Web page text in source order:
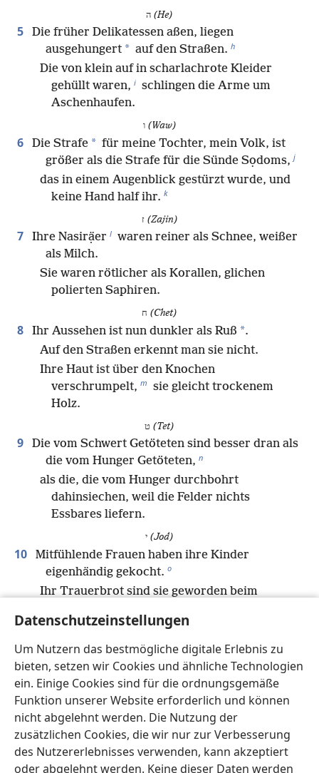
Datenschutzeinstellungen
Um Nutzern das bestmögliche digitale Erlebnis zu
bieten, setzen wir Cookies und ähnliche Technologien
ein. Einige Cookies sind für die ordnungsgemäße
Funktion unserer Website erforderlich und können
nicht abgelehnt werden. Die Nutzung der
zusätzlichen Cookies, die wir nur zur Verbesserung
des Nutzererlebnisses verwenden, kann akzeptiert
oder abgelehnt werden. Keine dieser Daten werden
(He)
5
Die früher Delikatessen aßen, liegen
ausgehungert * auf den Straßen. h
Die von klein auf in scharlachrote Kleider
gehüllt waren, i schlingen die Arme um
Aschenhaufen.
ו (Waw)
6 Die Strafe * für meine Tochter, mein Volk, ist
größer als die Strafe für die Sünde Sọdoms, j
das in einem Augenblick gestürzt wurde, und
keine Hand half ihr. k
ז (Zajin)
7 Ihre Nasirạ̈er l waren reiner als Schnee, weißer
als Milch.
Sie waren rötlicher als Korallen, glichen
polierten Saphiren.
(Chet)
8 Ihr Aussehen ist nun dunkler als Ruß *.
Auf den Straßen erkennt man sie nicht.
Ihre Haut ist über den Knochen
verschrumpelt, m sie gleicht trockenem
Holz.
(Tet)
9
Die vom Schwert Getöteten sind besser dran als
die vom Hunger Getöteten, n
als die, die vom Hunger durchbohrt
dahinsiechen, weil die Felder nichts
Essbares liefern.
(Jod)
10
Mitfühlende Frauen haben ihre Kinder
eigenhändig gekocht. o
Ihr Trauerbrot sind sie geworden beim
Volkes. p
כ(Kaf)
11 Jehova hat seinen Zorn zum Ausdruck gebracht,
seinen glühenden Zorn hat er ausgeschüttet.
q
Er zündet in Zion ein Feuer an, das die
Fundamente verzehrt. r